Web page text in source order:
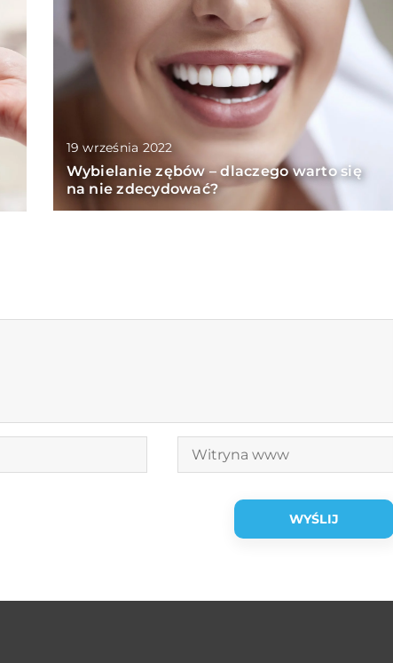
19 września 2022
Wybielanie zębów – dlaczego warto się
na nie zdecydować?